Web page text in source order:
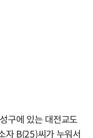
구에 있는 대전교도
자 B(25)씨가 누워서